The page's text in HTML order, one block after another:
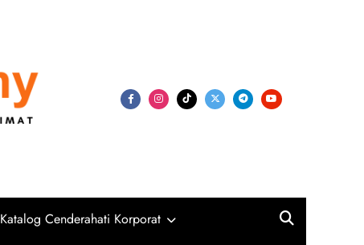
Katalog Cenderahati Korporat